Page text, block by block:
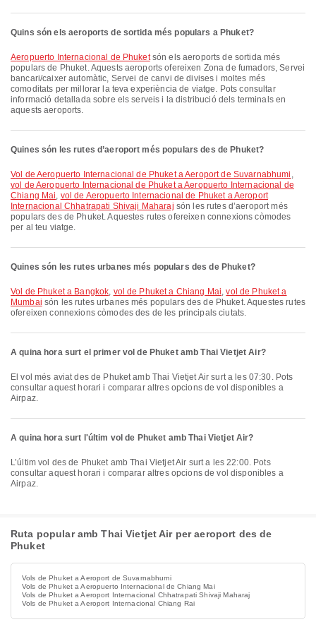
Quins són els aeroports de sortida més populars a Phuket?
Aeropuerto Internacional de Phuketsón els aeroports de sortida més
populars de Phuket. Aquests aeroports ofereixen Zona de fumadors, Servei
bancari/caixer automàtic, Servei de canvi de divises i moltes més
comoditats per millorar la teva experiència de viatge. Pots consultar
informació detallada sobre els serveis i la distribució dels terminals en
aquests aeroports.
Quines són les rutes d’aeroport més populars des de Phuket?
vol de Aeropuerto Internacional de Phuket a Aeroport de Suvarnabhumi ,
vol de Aeropuerto Internacional de Phuket a Aeropuerto Internacional de
Chiang Mai, vol de Aeropuerto Internacional de Phuket a Aeroport
Internacional Chhatrapati Shivaji Maharaj són les rutes d’aeroport més
populars des de Phuket. Aquestes rutes ofereixen connexions còmodes
per al teu viatge.
Quines són les rutes urbanes més populars des de Phuket?
vol de Phuket a Bangkok, vol de Phuket a Chiang Mai,vol de Phuket a
Mumbai són les rutes urbanes més populars des de Phuket. Aquestes rutes
ofereixen connexions còmodes des de les principals ciutats.
A quina hora surt el primer vol de Phuket amb Thai Vietjet Air?
El vol més aviat des de Phuket amb Thai Vietjet Air surt a les 07:30. Pots
consultar aquest horari i comparar altres opcions de vol disponibles a
Airpaz.
A quina hora surt l'últim vol de Phuket amb Thai Vietjet Air?
L’últim vol des de Phuket amb Thai Vietjet Air surt a les 22:00. Pots
consultar aquest horari i comparar altres opcions de vol disponibles a
Airpaz.
Ruta popular amb Thai Vietjet Air per aeroport des de
Phuket
Vols de Phuket a Aeroport de Suvarnabhumi
Vols de Phuket a Aeropuerto Internacional de Chiang Mai
Vols de Phuket a Aeroport Internacional Chhatrapati Shivaji Maharaj
Vols de Phuket a Aeroport Internacional Chiang Rai